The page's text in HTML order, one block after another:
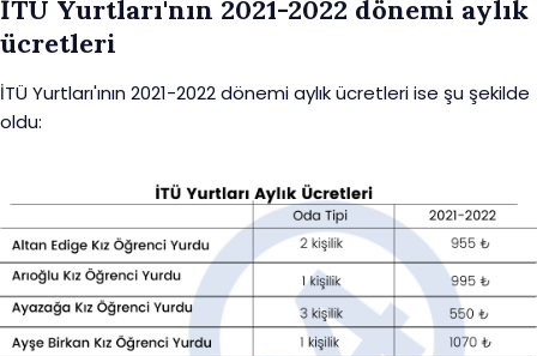
İTÜ Yurtları'nın 2021-2022 dönemi aylık
ücretleri
İTÜ Yurtları'ının 2021-2022 dönemi aylık ücretleri ise şu şekilde
oldu: